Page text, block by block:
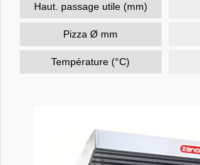
Haut. passage utile (mm)
Pizza Ø mm
Température (°C)